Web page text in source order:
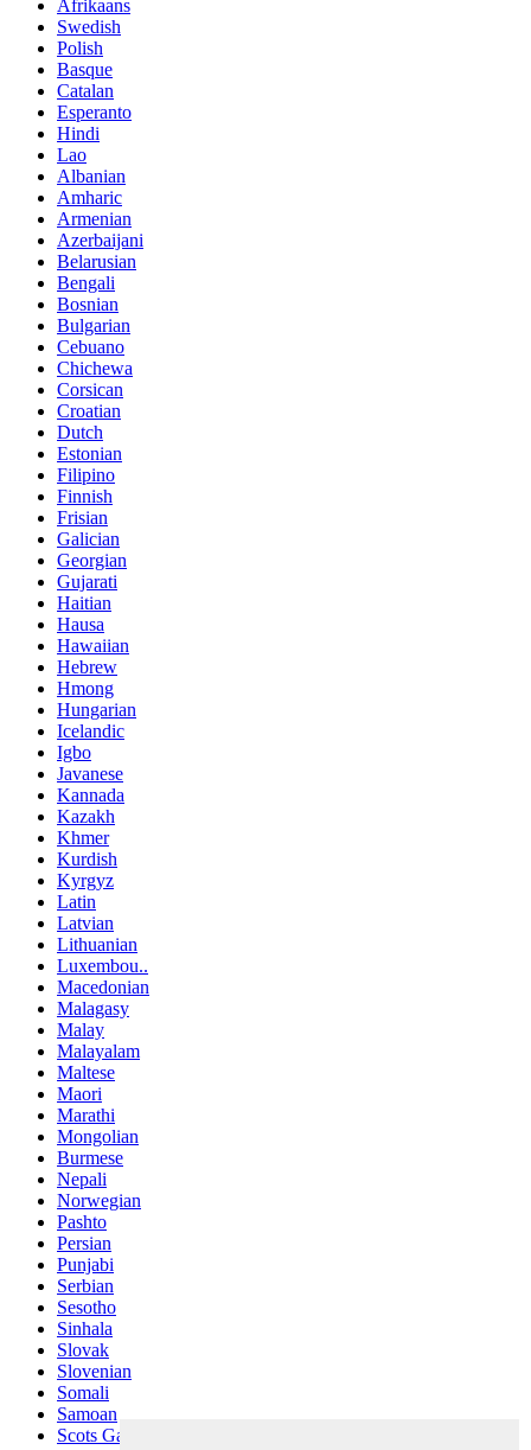
Afrikaans
Swedish
Polish
Basque
Catalan
Esperanto
Hindi
Lao
Albanian
Amharic
Armenian
Azerbaijani
Belarusian
Bengali
Bosnian
Bulgarian
Cebuano
Chichewa
Corsican
Croatian
Dutch
Estonian
Filipino
Finnish
Frisian
Galician
Georgian
Gujarati
Haitian
Hausa
Hawaiian
Hebrew
Hmong
Hungarian
Icelandic
Igbo
Javanese
Kannada
Kazakh
Khmer
Kurdish
Kyrgyz
Latin
Latvian
Lithuanian
Luxembou..
Macedonian
Malagasy
Malay
Malayalam
Maltese
Maori
Marathi
Mongolian
Burmese
Nepali
Norwegian
Pashto
Persian
Punjabi
Serbian
Sesotho
Sinhala
Slovak
Slovenian
Somali
Samoan
Scots Gaelic